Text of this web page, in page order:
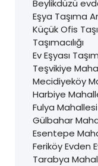
Beylikdüzü
Eşya Taşıma
Küçük Ofis
Taşımacılığı
Ev Eşyası
Teşvikiye
Mecidiyeköy
Harbiye
Fulya
Gülbahar
Esentepe
Feriköy Evden
Tarabya